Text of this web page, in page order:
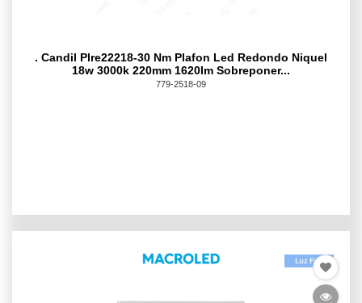
. Candil Plre22218-30 Nm Plafon Led Redondo Niquel
18w 3000k 220mm 1620lm Sobreponer...
779-2518-09